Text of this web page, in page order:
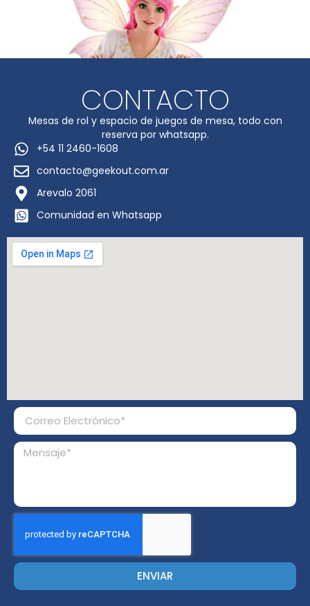
CONTACTO
Mesas de rol y espacio de juegos de mesa, todo con
reserva por whatsapp.
+54 11 2460-1608
contacto@geekout.com.ar
Arevalo 2061
Comunidad en Whatsapp
ENVIAR